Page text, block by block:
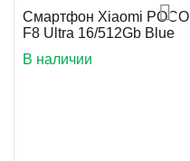
Смартфон Xiaomi POCO
F8 Ultra 16/512Gb Blue
В наличии